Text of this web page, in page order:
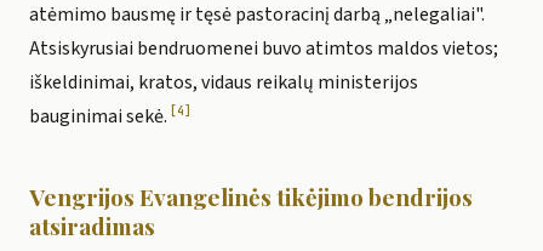
atėmimo bausmę ir tęsė pastoracinį darbą „nelegaliai".
Atsiskyrusiai bendruomenei buvo atimtos maldos vietos;
iškeldinimai, kratos, vidaus reikalų ministerijos
bauginimai sekė. [4]
Vengrijos Evangelinės tikėjimo bendrijos
atsiradimas